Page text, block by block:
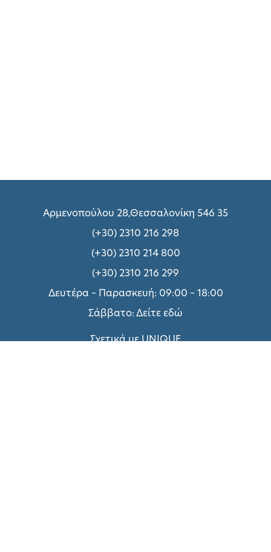
Σχετικά με UNIQUE
Αρμενοπούλου 28,Θεσσαλονίκη 546 35
(+30) 2310 216 298
(+30) 2310 214 800
(+30) 2310 216 299
Δευτέρα – Παρασκευή: 09:00 – 18:00
Σάββατο: Δείτε εδώ